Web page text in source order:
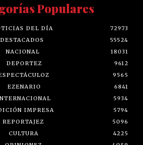
Populares
DEL DÍA
72973
DESTACADOS
55524
NACIONAL
18031
DEPORTEZ
9612
9565
EZENARIO
6841
5934
IMPRESA
5794
REPORTAJEZ
5096
CULTURA
4225